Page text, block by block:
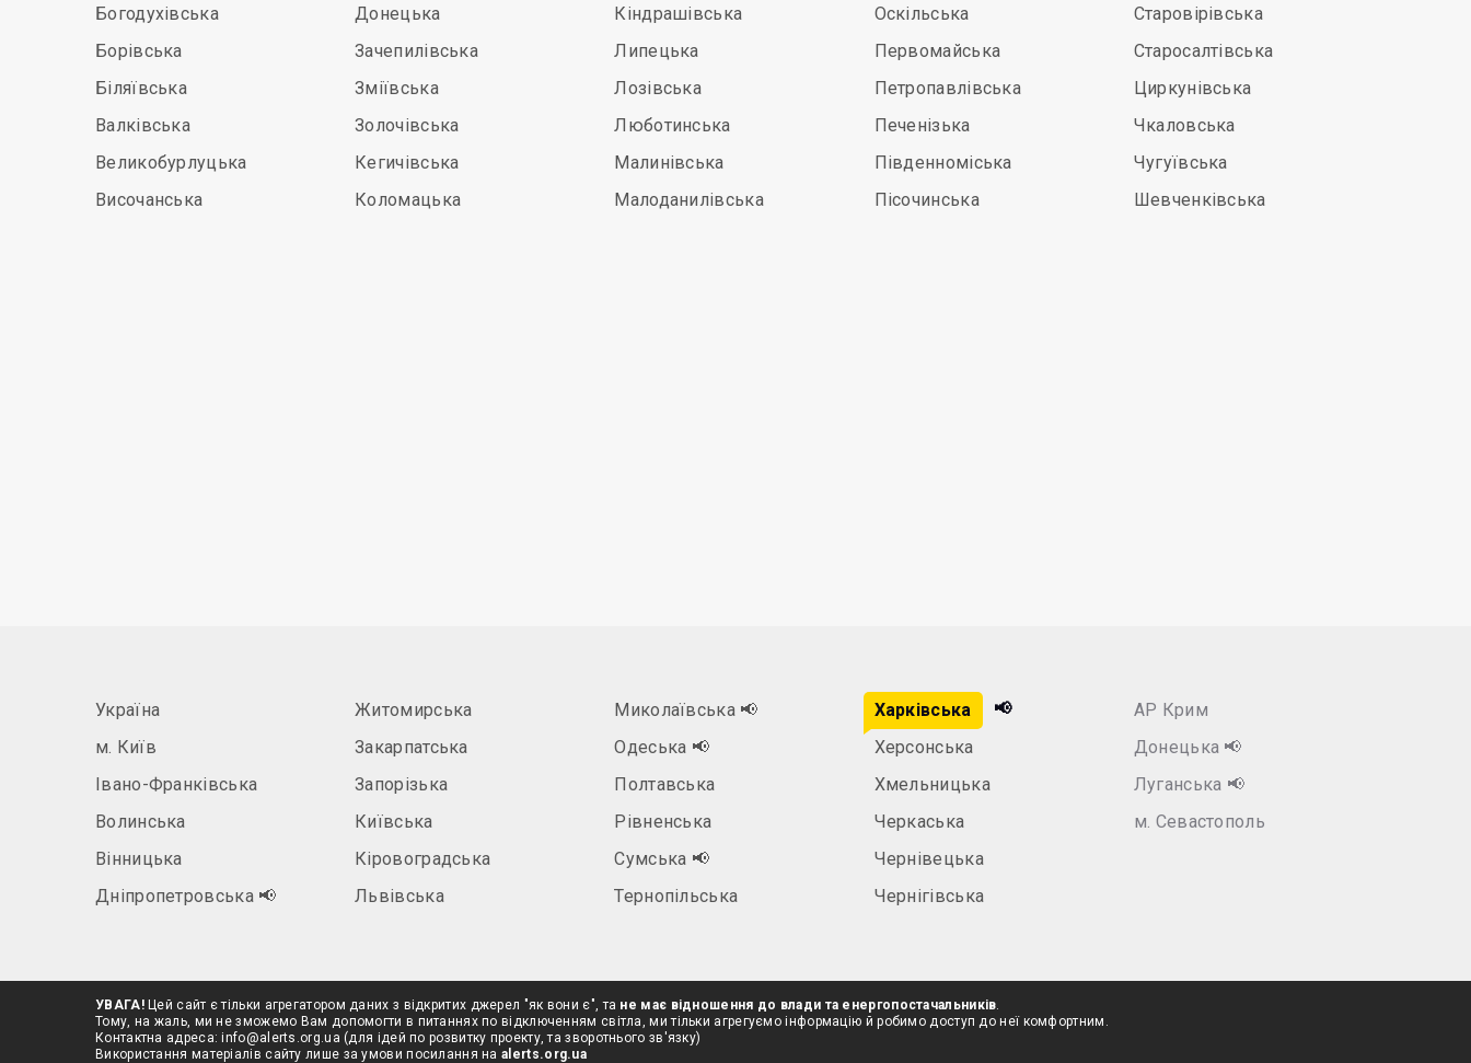
Богодухівська
Борівська
Біляївська
Валківська
Великобурлуцька
Височанська
Донецька
Зачепилівська
Зміївська
Золочівська
Кегичівська
Коломацька
Кіндрашівська
Липецька
Лозівська
Люботинська
Малинівська
Малоданилівська
Оскільська
Первомайська
Петропавлівська
Печенізька
Південноміська
Пісочинська
Старовірівська
Старосалтівська
Циркунівська
Чкаловська
Чугуївська
Шевченківська
Україна
м. Київ
Івано-Франківська
Волинська
Вінницька
Дніпропетровська 📢
Житомирська
Закарпатська
Запорізька
Київська
Кіровоградська
Львівська
Миколаївська 📢
Одеська 📢
Полтавська
Рівненська
Сумська 📢
Тернопільська
Харківська
📢
Херсонська
Хмельницька
Черкаська
Чернівецька
Чернігівська
АР Крим
Донецька 📢
Луганська 📢
м. Севастополь
УВАГА!Цей сайт є тільки агрегатором даних з відкритих джерел "як вони є", та не має відношення до влади та енергопостачальників.
Тому, на жаль, ми не зможемо Вам допомогти в питаннях по відключенням світла, ми тільки агрегуємо інформацію й робимо доступ до неї комфортним.
Контактна адреса:info@alerts.org.ua (для ідей по розвитку проекту, та зворотнього зв'язку)
Використання матеріалів сайту лише за умови посилання наalerts.org.ua